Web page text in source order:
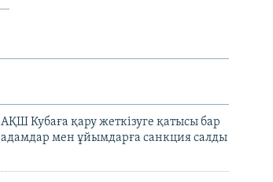
АҚШ Кубаға қару жеткізуге қатысы бар
адамдар мен ұйымдарға санкция салды